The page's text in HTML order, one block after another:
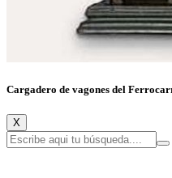
Cargadero de vagones del
X